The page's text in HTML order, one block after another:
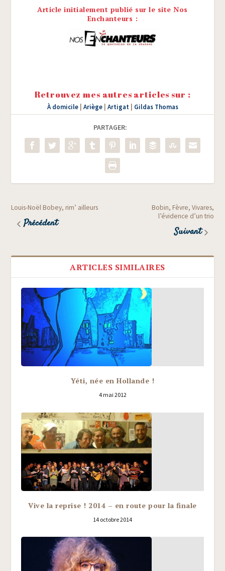
Article initialement publié sur le site Nos
Enchanteurs :
Retrouvez mes autres articles sur :
À domicile| Ariège| Artigat| Gildas Thomas
PARTAGER:
Louis-Noël Bobey, rim’ ailleurs
Précédent
Bobin, Fèvre, Vivares,
l’évidence d’un trio
Suivant
ARTICLES SIMILAIRES
Yéti, née en Hollande !
4 mai 2012
Vive la reprise ! 2014 – en route pour la finale
14 octobre 2014